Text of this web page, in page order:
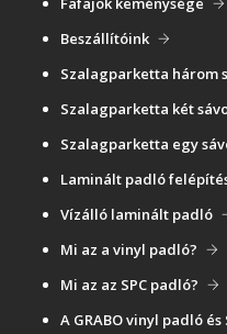
Beszállítóink
Szalagparketta három
Szalagparketta két
Szalagparketta egy
Laminált padló
Vízálló laminált padló
Mi az a vinyl padló?
Mi az az SPC padló?
A GRABO vinyl padló